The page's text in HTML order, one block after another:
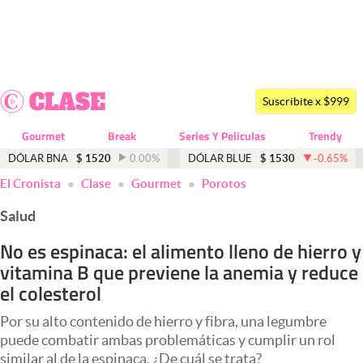
Dólar
Economía y Política
Finanzas y Mercados
Negocios
Columnistas
Apertura
Suscribite x $999
Gourmet Break Series Y Peliculas Trendy
DÓLAR BNA $ 1520 0.00% DÓLAR BLUE $ 1530 -0.65%
El Cronista Clase Gourmet Porotos
Salud
No es espinaca: el alimento lleno de hierro y
vitamina B que previene la anemia y reduce
el colesterol
Por su alto contenido de hierro y fibra, una legumbre
puede combatir ambas problemáticas y cumplir un rol
similar al de la espinaca. ¿De cuál se trata?